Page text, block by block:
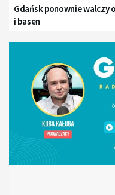
Gdańsk ponownie
i basen